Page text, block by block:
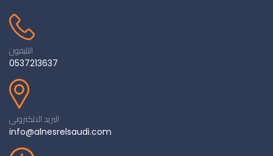
التليفون
0537213637
البريد الالكتروني
info@alnesrelsaudi.com